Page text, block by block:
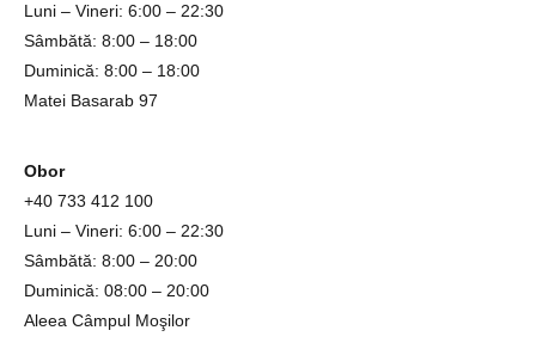
Luni – Vineri: 6:00 – 22:30
Sâmbătă: 8:00 – 18:00
Duminică: 8:00 – 18:00
Matei Basarab 97
Obor
+40 733 412 100
Luni – Vineri: 6:00 – 22:30
Sâmbătă: 8:00 – 20:00
Duminică: 08:00 – 20:00
Aleea Câmpul Moşilor